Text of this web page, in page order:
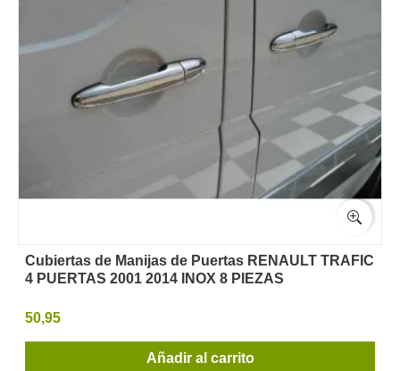
Cubiertas de Manijas de Puertas RENAULT TRAFIC
4 PUERTAS 2001 2014 INOX 8 PIEZAS
50,95
Añadir al carrito